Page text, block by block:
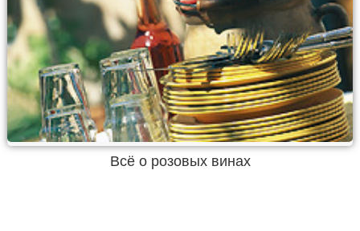
Всё о розовых винах